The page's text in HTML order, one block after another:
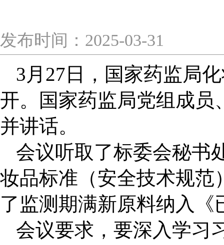
发布时间：2025-03-31
3 月27日，国家药监局
开。国家药监局党组成员
并讲话。
会议听取了标委会秘书
妆品标准（安全技术规范
了监测期满新原料纳入
会议要求，要深入学习